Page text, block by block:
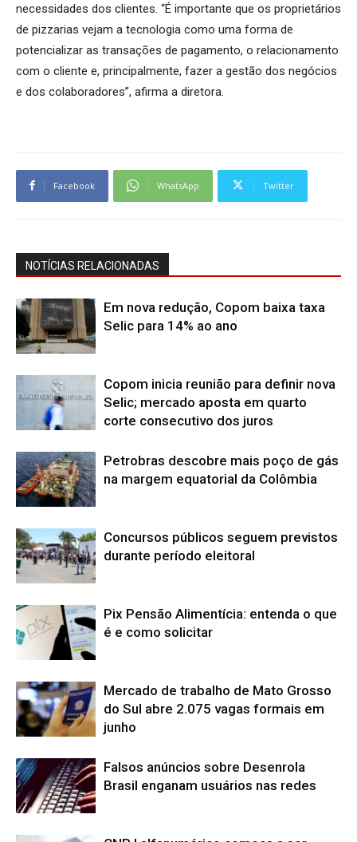
necessidades dos clientes. “É importante que os proprietários
de pizzarias vejam a tecnologia como uma forma de
potencializar as transações de pagamento, o relacionamento
com o cliente e, principalmente, fazer a gestão dos negócios
e dos colaboradores”, afirma a diretora.
Facebook WhatsApp Twitter
NOTÍCIAS RELACIONADAS
Em nova redução, Copom baixa taxa
Selic para 14% ao ano
Copom inicia reunião para definir nova
Selic; mercado aposta em quarto
corte consecutivo dos juros
Petrobras descobre mais poço de gás
na margem equatorial da Colômbia
Concursos públicos seguem previstos
durante período eleitoral
Pix Pensão Alimentícia: entenda o que
é e como solicitar
Mercado de trabalho de Mato Grosso
do Sul abre 2.075 vagas formais em
junho
Falsos anúncios sobre Desenrola
Brasil enganam usuários nas redes